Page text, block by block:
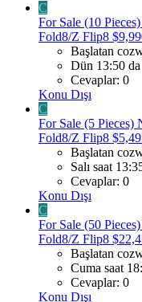
C
For Sale (10
Fold8/Z Flip8
Başlatan
Dün 13:50 da
Cevaplar: 0
Konu Dışı
C
For Sale (5 Pieces)
Fold8/Z Flip8
Başlatan
Salı saat
Cevaplar: 0
Konu Dışı
C
For Sale (50
Fold8/Z Flip8
Başlatan
Cuma saat
Cevaplar: 0
Konu Dışı